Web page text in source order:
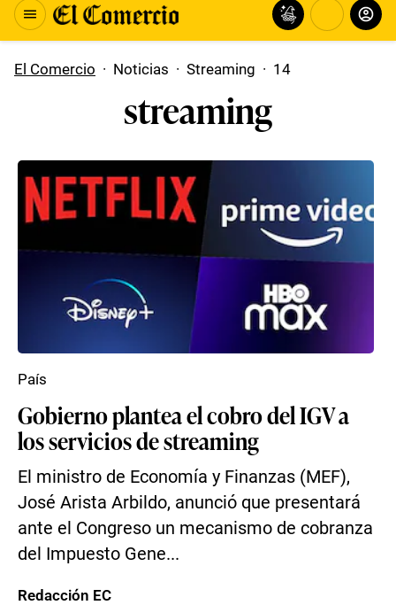
El Comercio · Noticias · Streaming · 14
streaming
Gobierno plantea el cobro del IGV a
los servicios de streaming
El ministro de Economía y Finanzas (MEF),
José Arista Arbildo, anunció que presentará
ante el Congreso un mecanismo de cobranza
del Impuesto Gene...
País
Redacción EC